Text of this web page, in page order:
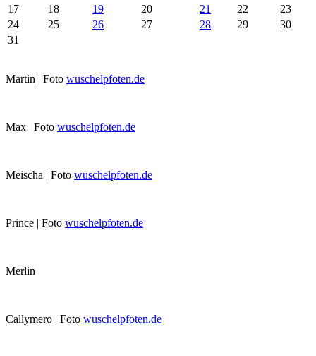
17
18 19 20 21 22
23
24
25 26 27 28 29
30
31
Martin | Foto wuschelpfoten.de
Max | Foto wuschelpfoten.de
Meischa | Foto wuschelpfoten.de
Prince | Foto wuschelpfoten.de
Merlin
Callymero | Foto wuschelpfoten.de